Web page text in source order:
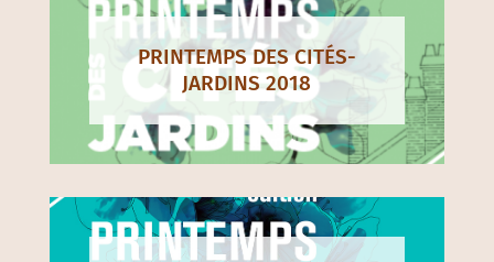
PRINTEMPS DES CITÉS-
JARDINS 2018